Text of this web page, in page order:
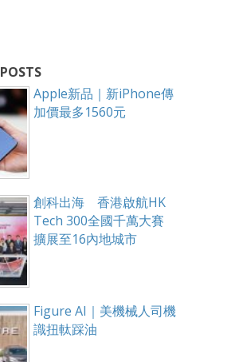
Apple新品｜新iPhone傳
加價最多1560元
創科出海 香港啟航HK
Tech 300全國千萬大賽
擴展至16內地城市
Figure AI｜美機械人司機
識扭軚踩油